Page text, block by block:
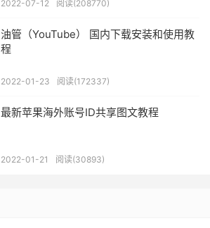
2022-07-12 阅读(208770)
油管（YouTube） 国内下载安装和使用教
程
2022-01-23 阅读(172337)
最新苹果海外账号ID共享图文教程
2022-01-21 阅读(30893)